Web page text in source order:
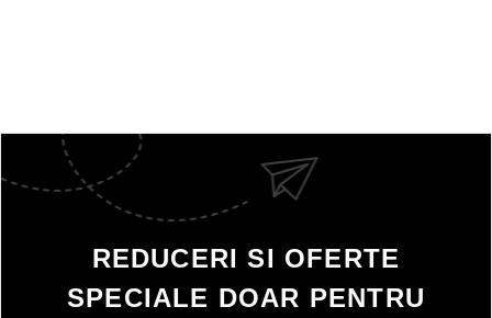
REDUCERI SI OFERTE
SPECIALE DOAR PENTRU